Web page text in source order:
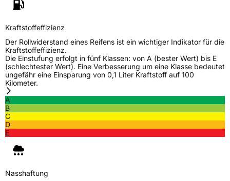
Kraftstoffeffizienz
Der Rollwiderstand eines Reifens ist ein wichtiger Indikator für die
Kraftstoffeffizienz.
Die Einstufung erfolgt in fünf Klassen: von A (bester Wert) bis E
(schlechtester Wert). Eine Verbesserung um eine Klasse bedeutet
ungefähr eine Einsparung von 0,1 Liter Kraftstoff auf 100
Kilometer.
A
B
C
D
E
Nasshaftung